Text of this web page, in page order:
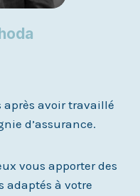
après avoir travaillé
d’assurance.
vous apporter des
adaptés à votre